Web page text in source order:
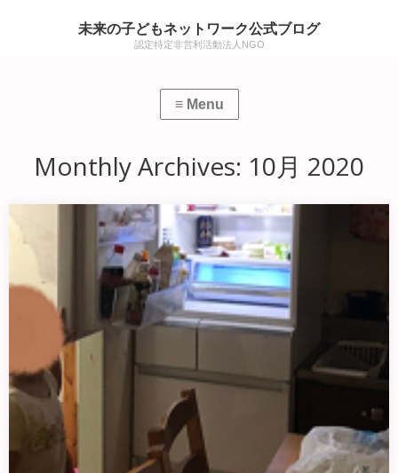
未来の子どもネットワーク公式ブログ
認定特定非営利活動法人NGO
Monthly Archives: 10月 2020